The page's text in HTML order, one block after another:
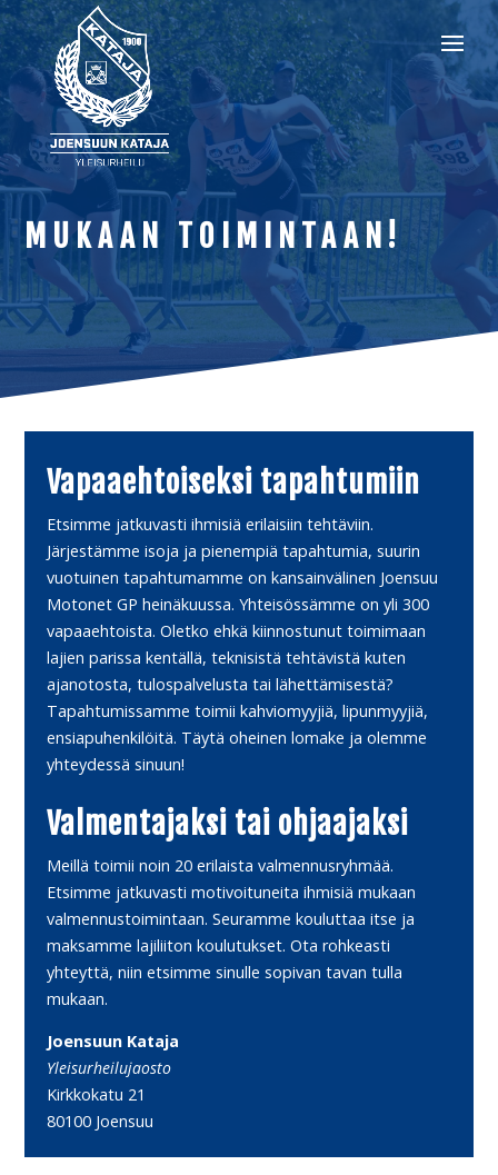
MUKAAN TOIMINTAAN!
Vapaaehtoiseksi tapahtumiin
Etsimme jatkuvasti ihmisiä erilaisiin tehtäviin.
Järjestämme isoja ja pienempiä tapahtumia, suurin
vuotuinen tapahtumamme on kansainvälinen Joensuu
Motonet GP heinäkuussa. Yhteisössämme on yli 300
vapaaehtoista. Oletko ehkä kiinnostunut toimimaan
lajien parissa kentällä, teknisistä tehtävistä kuten
ajanotosta, tulospalvelusta tai lähettämisestä?
Tapahtumissamme toimii kahviomyyjiä, lipunmyyjiä,
ensiapuhenkilöitä. Täytä oheinen lomake ja olemme
yhteydessä sinuun!
Valmentajaksi tai ohjaajaksi
Meillä toimii noin 20 erilaista valmennusryhmää.
Etsimme jatkuvasti motivoituneita ihmisiä mukaan
valmennustoimintaan. Seuramme kouluttaa itse ja
maksamme lajiliiton koulutukset. Ota rohkeasti
yhteyttä, niin etsimme sinulle sopivan tavan tulla
mukaan.
Joensuun Kataja
Yleisurheilujaosto
Kirkkokatu 21
80100 Joensuu